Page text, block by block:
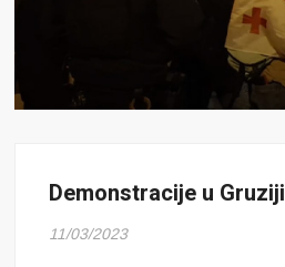
Demonstracije u Gruziji
11/03/2023